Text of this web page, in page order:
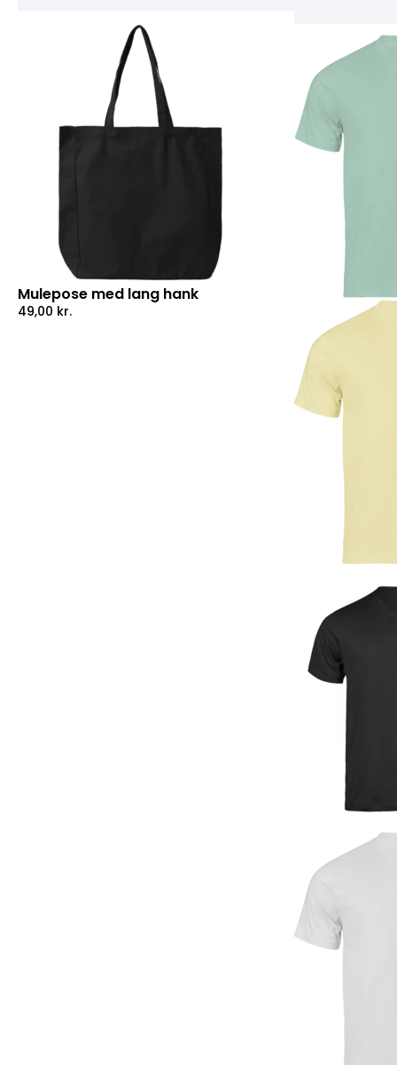
Mulepose med lang hank
49,00 kr.